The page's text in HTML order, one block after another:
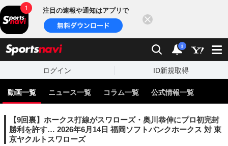
注目の速報や通知はアプリで
検索 通知
i
ログイン ID新規取得
動画一覧 ニュース一覧 コラム一覧 公式情報一覧
【9回裏】ホークス打線がスワローズ・奥川恭伸にプロ初完封
勝利を許す… 2026年6月14日 福岡ソフトバンクホークス 対 東
京ヤクルトスワローズ